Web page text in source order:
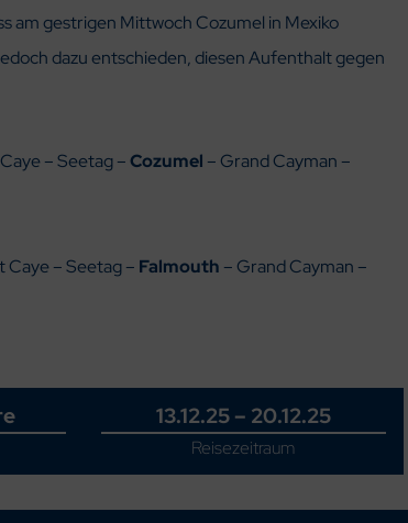
am gestrigen Mittwoch Cozumel in Mexiko
dazu entschieden, diesen Aufenthalt gegen
– Seetag –Cozumel – Grand Cayman –
Caye – Seetag – Falmouth – Grand Cayman –
13.12.25 – 20.12.25
Reisezeitraum